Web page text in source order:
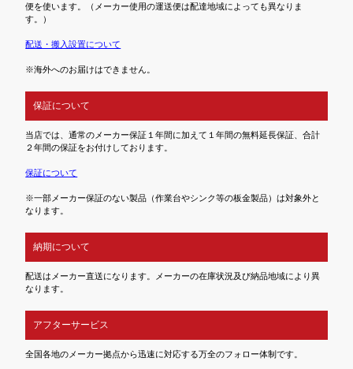
便を使います。（メーカー使用の運送便は配達地域によっても異なりま
す。）
配送・搬入設置について
※海外へのお届けはできません。
保証について
当店では、通常のメーカー保証１年間に加えて１年間の無料延長保証、合計
２年間の保証をお付けしております。
保証について
※一部メーカー保証のない製品（作業台やシンク等の板金製品）は対象外と
なります。
納期について
配送はメーカー直送になります。メーカーの在庫状況及び納品地域により異
なります。
アフターサービス
全国各地のメーカー拠点から迅速に対応する万全のフォロー体制です。